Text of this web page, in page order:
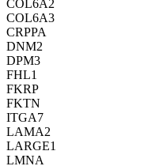
COL6A2
COL6A3
CRPPA
DNM2
DPM3
FHL1
FKRP
FKTN
ITGA7
LAMA2
LARGE1
LMNA